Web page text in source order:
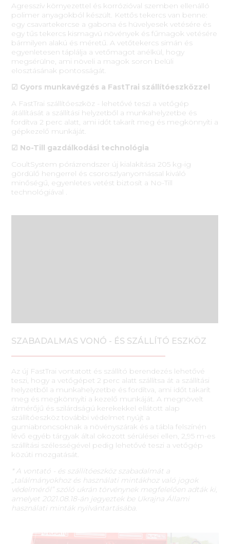
Agresszív környezettel és korrózióval szemben ellenálló
polimer anyagokból készült. Kettős tekercs van benne:
egy csavartekercse a gabona és hüvelyesek vetésére és
egy tűs tekercs kismagvú növények és fűmagok vetésére
bármilyen alakú és méretű. A vetőtekercs simán és
egyenletesen táplálja a vetőmagot anélkül, hogy
megsérülne, ami növeli a magok soron belüli
elosztásának pontosságát.
☑ Gyors munkavégzés a FastTrai szállítóeszközzel
A FastTrai szállítóeszköz - lehetővé teszi a vetőgép
átállítását a szállítási helyzetből a munkahelyzetbe és
fordítva 2 perc alatt, ami időt takarít meg és megkönnyíti a
gépkezelő munkáját.
☑ No-Till gazdálkodási technológia
CoultSystem pórázrendszer új kialakítása 205 kg-ig
gördülő hengerrel és csoroszlyanyomással kiváló
minőségű, egyenletes vetést biztosít a No-Till
technológiával .
SZABADALMAS VONÓ - ÉS SZÁLLÍTÓ ESZKÖZ
Az új FastTrai vontatott és szállító berendezés lehetővé
teszi, hogy a vetőgépet 2 perc alatt szállítsa át a szállítási
helyzetből a munkahelyzetbe és fordítva, ami időt takarít
meg és megkönnyíti a kezelő munkáját. A megnövelt
átmérőjű és szilárdságú kerekekkel ellátott alap
szállítóeszköz további védelmet nyújt a
gumiabroncsoknak a növényszárak és a tábla felszínén
lévő egyéb tárgyak által okozott sérülései ellen, 2,95 m-es
szállítási szélességével pedig lehetővé teszi a vetőgép
közúti mozgatását.
* A vontató - és szállítóeszköz szabadalmát a
„találmányokhoz és használati mintákhoz való jogok
védelméről” szóló ukrán törvénynek megfelelően adták ki,
amelyet 2021.08.18-án jegyeztek be Ukrajna Állami
használati minták nyilvántartásába.